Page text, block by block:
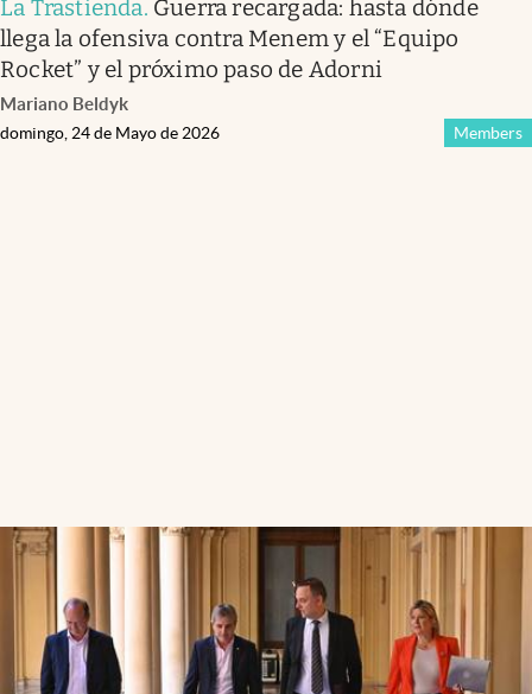
La Trastienda. Guerra recargada: hasta dónde
llega la ofensiva contra Menem y el “Equipo
Rocket” y el próximo paso de Adorni
Mariano Beldyk
Members
domingo, 24 de Mayo de 2026